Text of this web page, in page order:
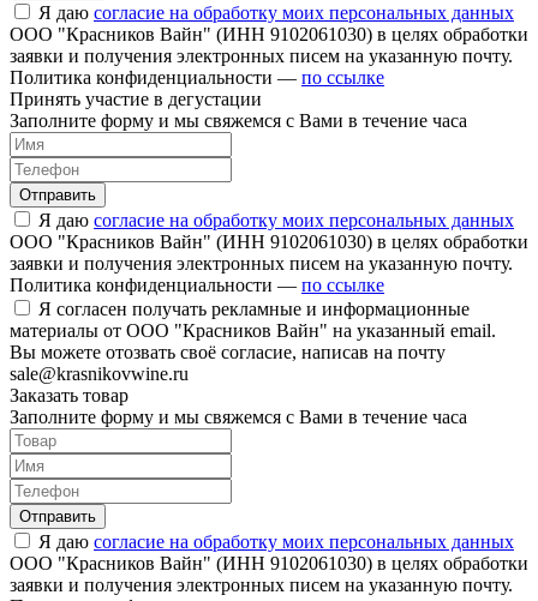
Я даю согласие на обработку моих персональных данных
ООО "Красников Вайн" (ИНН 9102061030) в целях обработки
заявки и получения электронных писем на указанную почту.
Политика конфиденциальности — по ссылке
Принять участие в дегустации
Заполните форму и мы свяжемся с Вами в течение часа
Отправить
Я даю согласие на обработку моих персональных данных
ООО "Красников Вайн" (ИНН 9102061030) в целях обработки
заявки и получения электронных писем на указанную почту.
Политика конфиденциальности — по ссылке
Я согласен получать рекламные и информационные
материалы от ООО "Красников Вайн" на указанный email.
Вы можете отозвать своё согласие, написав на почту
sale@krasnikovwine.ru
Заказать товар
Заполните форму и мы свяжемся с Вами в течение часа
Отправить
Я даю согласие на обработку моих персональных данных
ООО "Красников Вайн" (ИНН 9102061030) в целях обработки
заявки и получения электронных писем на указанную почту.